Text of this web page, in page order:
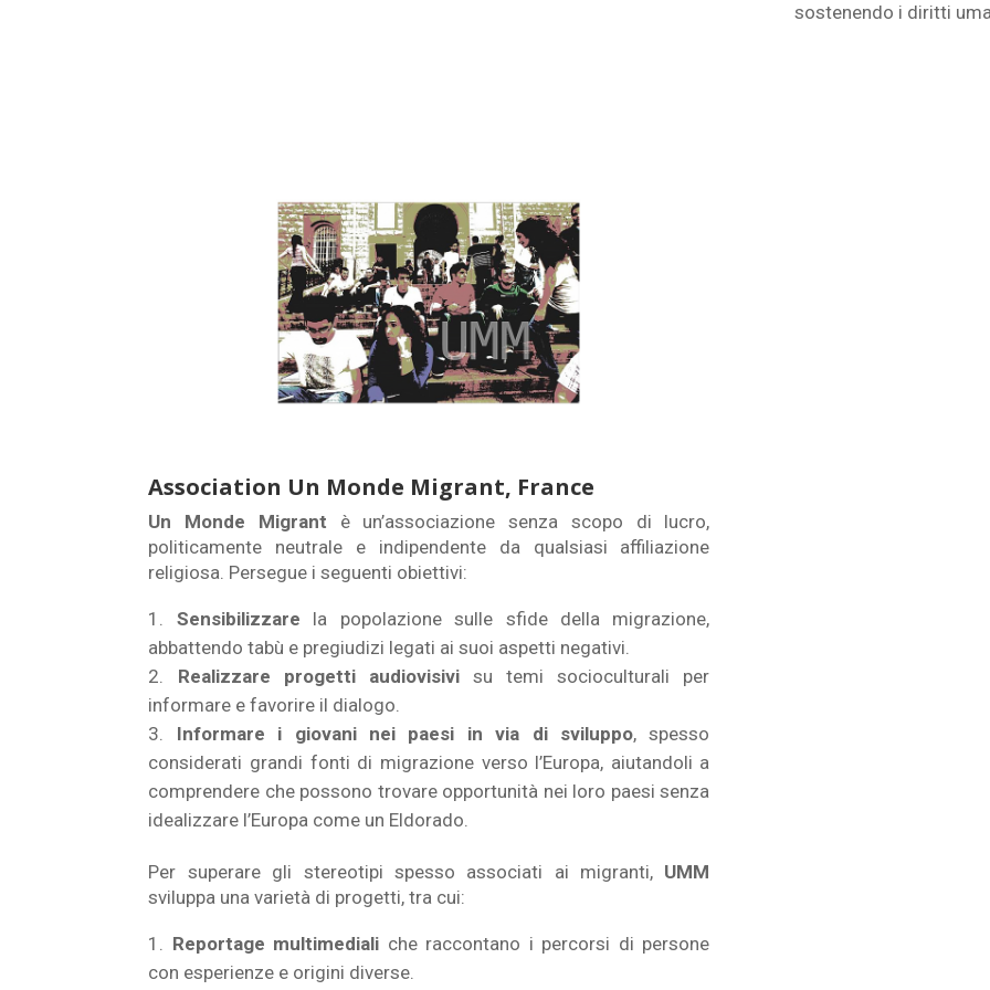
sostenendo i diritti
Association Un Monde Migrant, France
Un Monde Migrant è un’associazione senza scopo di lucro,
politicamente neutrale e indipendente da qualsiasi affiliazione
religiosa. Persegue i seguenti obiettivi:
Sensibilizzare la popolazione sulle sfide della migrazione,
abbattendo tabù e pregiudizi legati ai suoi aspetti negativi.
Realizzare progetti audiovisivisu temi socioculturali per
informare e favorire il dialogo.
Informare i giovani nei paesi in via di sviluppo, spesso
considerati grandi fonti di migrazione verso l’Europa, aiutandoli a
comprendere che possono trovare opportunità nei loro paesi senza
idealizzare l’Europa come un Eldorado.
Per superare gli stereotipi spesso associati ai migranti, UMM
sviluppa una varietà di progetti, tra cui:
Reportage multimediali che raccontano i percorsi di persone
con esperienze e origini diverse.